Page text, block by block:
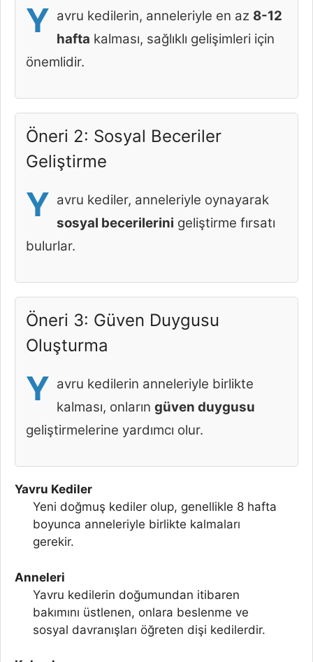
Y avru kedilerin, anneleriyle en az 8-12
hafta kalması, sağlıklı gelişimleri için
önemlidir.
Öneri 2: Sosyal Beceriler
Geliştirme
Y avru kediler, anneleriyle oynayarak
sosyal becerilerini geliştirme fırsatı
bulurlar.
Öneri 3: Güven Duygusu
Oluşturma
Y avru kedilerin anneleriyle birlikte
kalması, onların güven duygusu
geliştirmelerine yardımcı olur.
Yavru Kediler
Yeni doğmuş kediler olup, genellikle 8 hafta
boyunca anneleriyle birlikte kalmaları
gerekir.
Anneleri
Yavru kedilerin doğumundan itibaren
bakımını üstlenen, onlara beslenme ve
sosyal davranışları öğreten dişi kedilerdir.